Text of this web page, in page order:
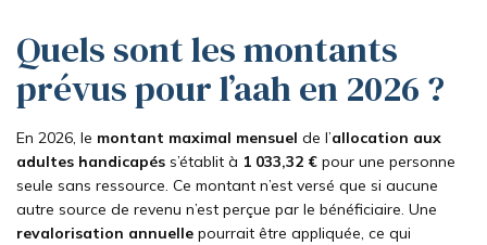
Quels sont les montants
prévus pour l’aah en 2026 ?
En 2026, le montant maximal mensuel de l’allocation aux
adultes handicapés s’établit à 1 033,32 € pour une personne
seule sans ressource. Ce montant n’est versé que si aucune
autre source de revenu n’est perçue par le bénéficiaire. Une
revalorisation annuelle pourrait être appliquée, ce qui